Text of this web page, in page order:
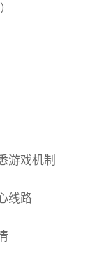
游戏机制
线路